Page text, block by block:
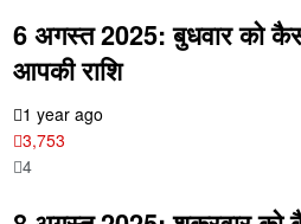
6 अगस्त 2025: बुधवार को
आपकी राशि
1 year ago
3,753
4